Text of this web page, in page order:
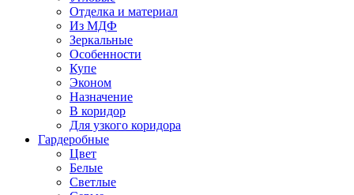
Отделка и материал
Из МДФ
Зеркальные
Особенности
Купе
Эконом
Назначение
В коридор
Для узкого коридора
Гардеробные
Цвет
Белые
Светлые